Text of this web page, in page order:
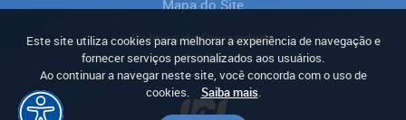
Mapa do Site
Política de Privacidade
Avaliar
Este site utiliza cookies para melhorar a experiência de navegação e
fornecer serviços personalizados aos usuários.
Ao continuar a navegar neste site, você concorda com o uso de
cookies.
Saiba mais.